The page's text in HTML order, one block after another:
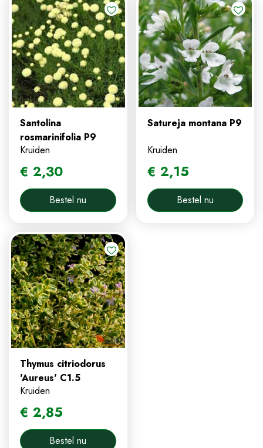
Santolina
rosmarinifolia P9
Kruiden
€ 2,30
Bestel nu
Satureja montana P9
Kruiden
€ 2,15
Bestel nu
Thymus citriodorus
'Aureus' C1.5
Kruiden
€ 2,85
Bestel nu